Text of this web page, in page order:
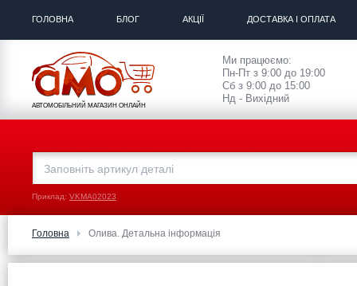
ГОЛОВНА БЛОГ АКЦІЇ ДОСТАВКА І ОПЛАТА
АВТОМОБІЛЬНИЙ МАГАЗИН ОНЛАЙН
Ми працюємо:
Пн-Пт з 9:00 до 19:00
Сб з 9:00 до 15:00
Нд - Вихідний
Приклад: VKMA02023
Головна Олива. Детальна інформація